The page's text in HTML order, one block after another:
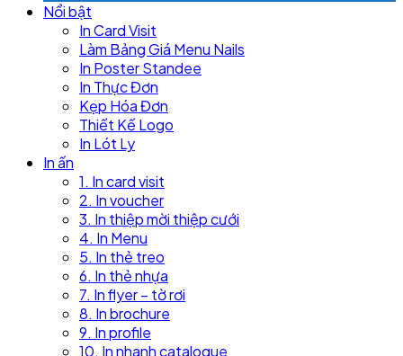
Nổi bật
In Card Visit
Làm Bảng Giá Menu Nails
In Poster Standee
In Thực Đơn
Kẹp Hóa Đơn
Thiết Kế Logo
In Lót Ly
In ấn
1. In card visit
2. In voucher
3. In thiệp mời thiệp cưới
4. In Menu
5. In thẻ treo
6. In thẻ nhựa
7. In flyer – tờ rơi
8. In brochure
9. In profile
10. In nhanh catalogue